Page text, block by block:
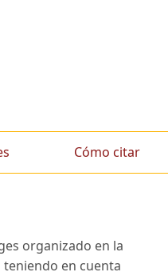
Cómo citar
organizado en la
teniendo en cuenta